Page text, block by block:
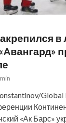
в
Global
«Ак Барс»